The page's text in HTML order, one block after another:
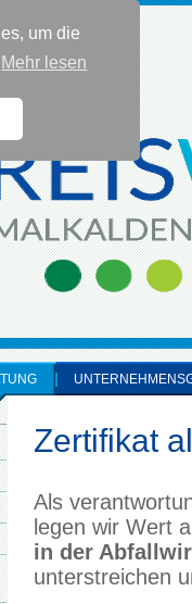
um die
Mehr lesen
- 40 91 0
Zertifikat
Als
legen wir Wert
in der
unterstreichen